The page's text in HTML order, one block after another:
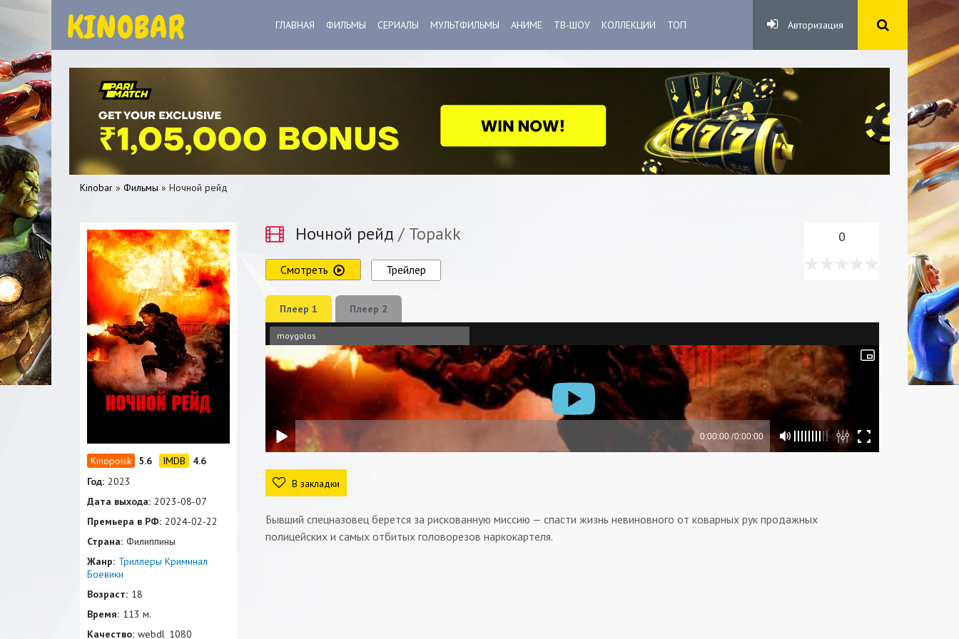
ГЛАВНАЯ ФИЛЬМЫ СЕРИАЛЫ МУЛЬТФИЛЬМЫ АНИМЕ ТВ-ШОУ КОЛЛЕКЦИИ ТОП Авторизация
Kinobar » Фильмы » Ночной рейд
Ночной рейд / Topakk 0
0
1 2 3 4 5 Смотреть Трейлер
Плеер 1 Плеер 2
moygolos
В закладки
Бывший спецназовец берется за рискованную миссию — спасти жизнь невиновного от коварных рук продажных
полицейских и самых отбитых головорезов наркокартеля.
5.6
4.6
Год: 2023
Дата выхода: 2023-08-07
Премьера в РФ: 2024-02-22
Страна: Филиппины
Жанр: Триллеры Криминал
Боевики
Возраст: 18
Время: 113 м.
Качество: webdl_1080